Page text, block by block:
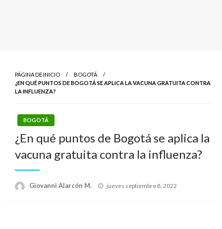
PÁGINA DE INICIO
BOGOTÁ
¿EN QUÉ PUNTOS DE BOGOTÁ SE APLICA LA VACUNA GRATUITA CONTRA
LA INFLUENZA?
BOGOTÁ
¿En qué puntos de Bogotá se aplica la
vacuna gratuita contra la influenza?
Giovanni Alarcón M.
Publicado
jueves septiembre 8, 2022